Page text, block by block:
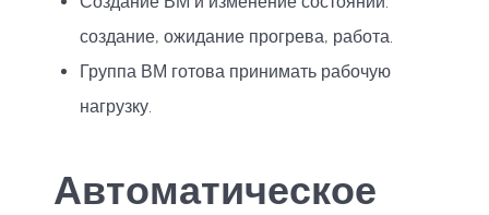
создание, ожидание прогрева, работа.
Группа ВМ готова принимать рабочую
нагрузку.
Автоматическое